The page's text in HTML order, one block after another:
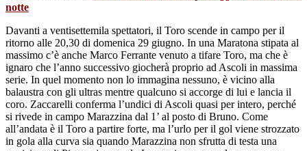
notte
Davanti a ventisettemila spettatori, il Toro scende in campo per il
ritorno alle 20,30 di domenica 29 giugno. In una Maratona stipata al
massimo c’è anche Marco Ferrante venuto a tifare Toro, ma che è
ignaro che l’anno successivo giocherà proprio ad Ascoli in massima
serie. In quel momento non lo immagina nessuno, è vicino alla
balaustra con gli ultras mentre qualcuno si accorge di lui e lancia il
coro. Zaccarelli conferma l’undici di Ascoli quasi per intero, perché
si rivede in campo Marazzina dal 1’ al posto di Bruno. Come
all’andata è il Toro a partire forte, ma l’urlo per il gol viene strozzato
in gola alla curva sia quando Marazzina non sfrutta di testa una